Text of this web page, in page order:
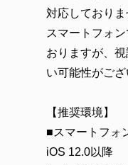
対応しておりま
スマートフォ
おりますが、
い可能性がござ
【推奨環境】
■スマートフォ
iOS 12.0以降